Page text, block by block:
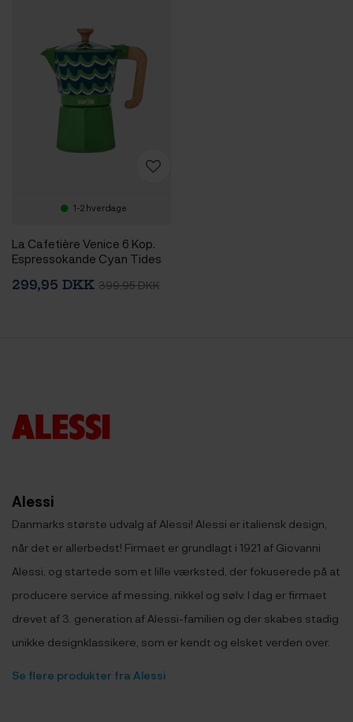
1-2 hverdage
La Cafetière Venice 6 Kop.
Espressokande Cyan Tides
299,95 DKK 399,95 DKK
Alessi
Danmarks største udvalg af Alessi! Alessi er italiensk design,
når det er allerbedst! Firmaet er grundlagt i 1921 af Giovanni
Alessi, og startede som et lille værksted, der fokuserede på at
producere service af messing, nikkel og sølv. I dag er firmaet
drevet af 3. generation af Alessi-familien og der skabes stadig
unikke designklassikere, som er kendt og elsket verden over.
Se flere produkter fra Alessi